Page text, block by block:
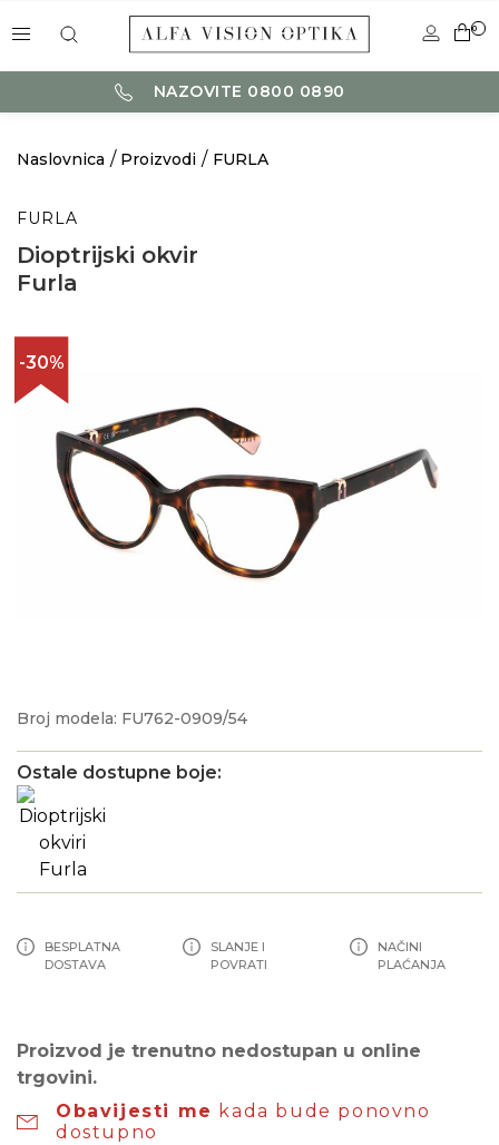
0
NAZOVITE 0800 0890
Naslovnica Proizvodi FURLA
FURLA
Dioptrijski okvir
Furla
-30%
Broj modela: FU762-0909/54
Ostale dostupne boje:
BESPLATNA
DOSTAVA
SLANJE I
POVRATI
NAČINI
PLAĆANJA
Proizvod je trenutno nedostupan u online
trgovini.
Obavijesti me kada bude ponovno
dostupno